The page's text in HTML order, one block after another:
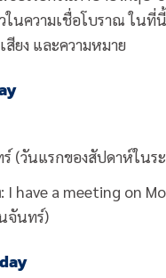
ในความเชื่อโบราณ ในที่
ยง และความหมาย
(วันแรกของสัปดาห์ในร
: I have a meeting on
จันทร์)